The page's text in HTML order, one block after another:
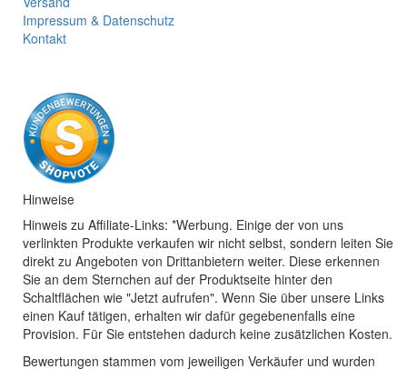
Impressum & Datenschutz
Kontakt
Hinweise
Hinweis zu Affiliate-Links: *Werbung. Einige der von uns
verlinkten Produkte verkaufen wir nicht selbst, sondern leiten Sie
direkt zu Angeboten von Drittanbietern weiter. Diese erkennen
Sie an dem Sternchen auf der Produktseite hinter den
Schaltflächen wie "Jetzt aufrufen". Wenn Sie über unsere Links
einen Kauf tätigen, erhalten wir dafür gegebenenfalls eine
Provision. Für Sie entstehen dadurch keine zusätzlichen Kosten.
Bewertungen stammen vom jeweiligen Verkäufer und wurden